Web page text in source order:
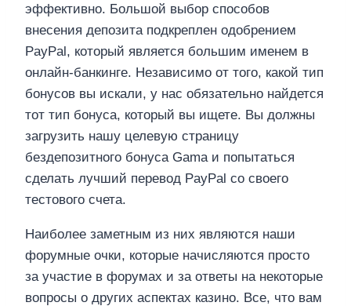
эффективно. Большой выбор способов
внесения депозита подкреплен одобрением
PayPal, который является большим именем в
онлайн-банкинге. Независимо от того, какой тип
бонусов вы искали, у нас обязательно найдется
тот тип бонуса, который вы ищете. Вы должны
загрузить нашу целевую страницу
бездепозитного бонуса Gama и попытаться
сделать лучший перевод PayPal со своего
тестового счета.
Наиболее заметным из них являются наши
форумные очки, которые начисляются просто
за участие в форумах и за ответы на некоторые
вопросы о других аспектах казино. Все, что вам